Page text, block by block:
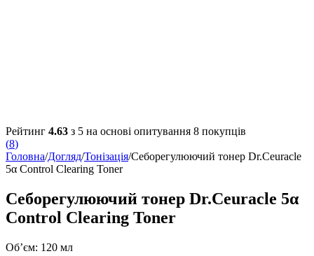
Рейтинг 4.63 з 5 на основі опитування 8 покупців
(8)
Головна/Догляд/Тонізація/Себорегулюючий тонер Dr.Ceuracle
5α Control Clearing Toner
Себорегулюючий тонер Dr.Ceuracle 5α
Control Clearing Toner
Об’єм: 120 мл